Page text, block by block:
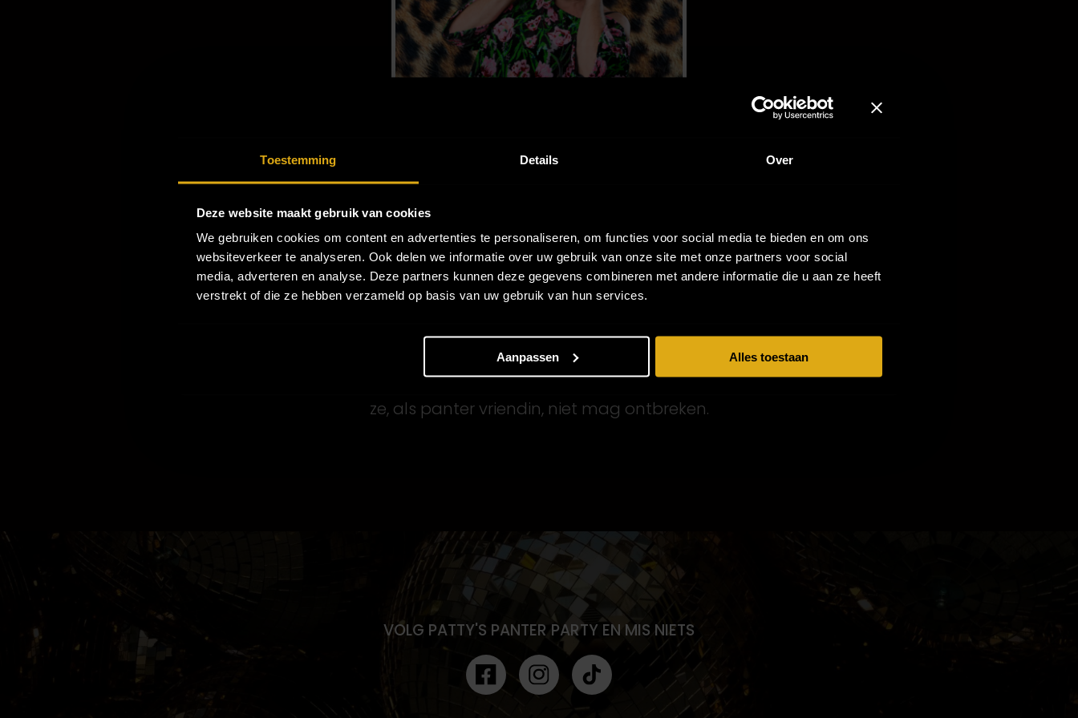
Toestemming Details Over
Deze website maakt gebruik van cookies
We gebruiken cookies om content en advertenties te personaliseren, om functies voor social media te bieden en om ons
websiteverkeer te analyseren. Ook delen we informatie over uw gebruik van onze site met onze partners voor social
media, adverteren en analyse. Deze partners kunnen deze gegevens combineren met andere informatie die u aan ze heeft
verstrekt of die ze hebben verzameld op basis van uw gebruik van hun services.
Aanpassen Alles toestaan
VORIGE
Jopie Parlevliet, boezemvriendin van Patty, is een veelzijdig talent. Bekend als tv-
presentatrice en zangeres, heeft ze onlangs haar horizon verbreed als life coach en
haar moeilijke voeten), verovert ze harten. Haar warme persoonlijkheid en humor
maken haar een geliefde gast en inspirerende kracht op Patty’s Panter Party, waar
ze, als panter vriendin, niet mag ontbreken.
VOLG PATTY'S PANTER PARTY EN MIS NIETS